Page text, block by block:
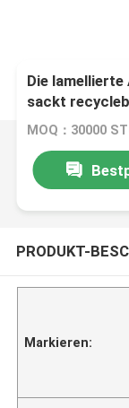
Die
sackt
MOQ：30000
PRODUKT-
Markieren: